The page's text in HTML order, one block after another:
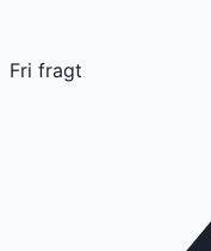
Fri fragt